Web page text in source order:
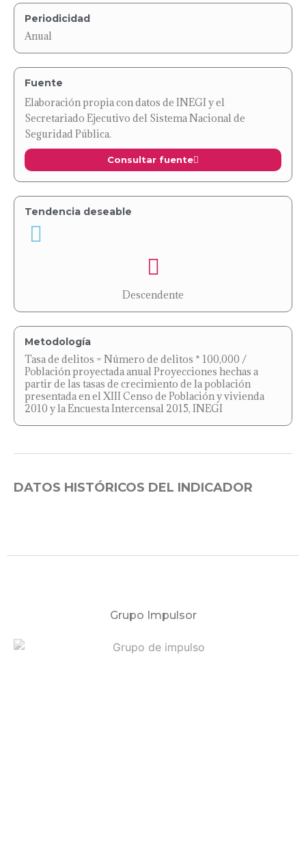
Periodicidad
Anual
Fuente
Elaboración propia con datos de INEGI y el
Secretariado Ejecutivo del Sistema Nacional de
Seguridad Pública.
Consultar fuente
Tendencia deseable
Descendente
Metodología
Tasa de delitos = Número de delitos * 100,000 /
Población proyectada anual Proyecciones hechas a
partir de las tasas de crecimiento de la población
presentada en el XIII Censo de Población y vivienda
2010 y la Encuesta Intercensal 2015, INEGI
DATOS HISTÓRICOS DEL INDICADOR
Grupo Impulsor